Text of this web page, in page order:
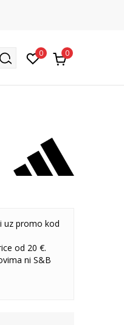
0 0
uz promo kod
od 20 €.
ni S&B